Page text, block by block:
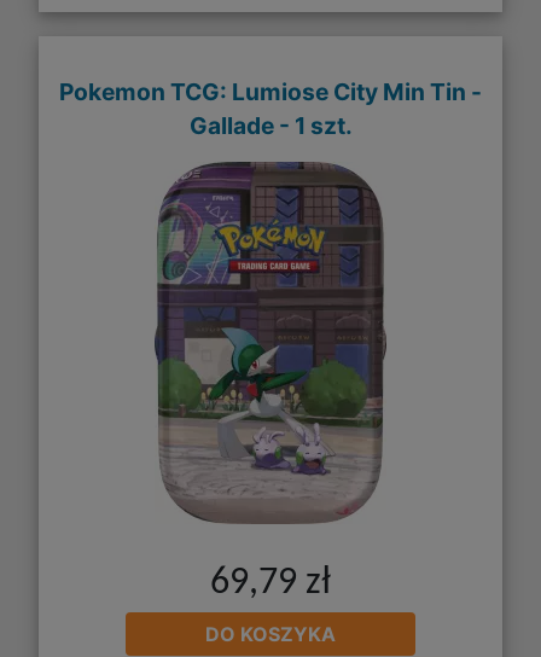
Pokemon TCG: Lumiose City Min Tin -
Gallade - 1 szt.
69,79 zł
DO KOSZYKA